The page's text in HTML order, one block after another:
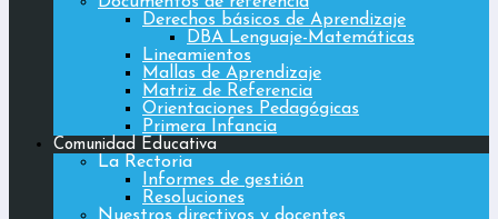
Derechos básicos de Aprendizaje
DBA Lenguaje-Matemáticas
Lineamientos
Mallas de Aprendizaje
Matriz de Referencia
Orientaciones Pedagógicas
Primera Infancia
Comunidad Educativa
La Rectoria
Informes de gestión
Resoluciones